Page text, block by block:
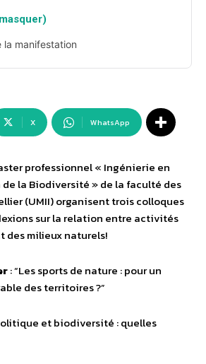
la manifestation
X WhatsApp
professionnel « Ingénierie en
la Biodiversité » de la faculté des
(UMII) organisent trois colloques
sur la relation entre activités
des milieux naturels!
: “Les sports de nature : pour un
des territoires ?”
et biodiversité : quelles